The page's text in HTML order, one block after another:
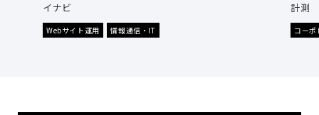
イナビ
Webサイト運用 情報通信・IT
計測
コー